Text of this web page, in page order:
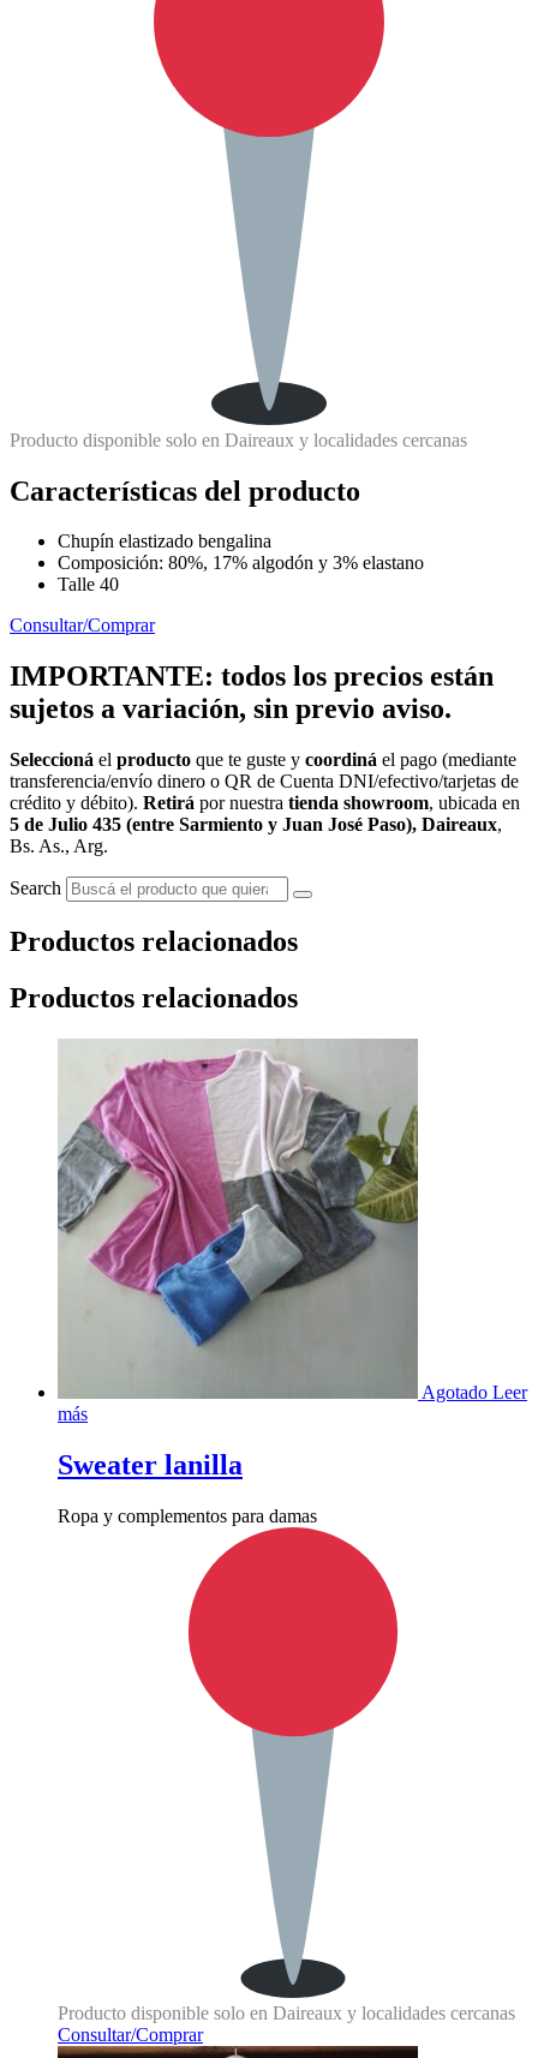
Producto disponible solo en Daireaux y localidades cercanas
Características del producto
Chupín elastizado bengalina
Composición: 80%, 17% algodón y 3% elastano
Talle 40
Consultar/Comprar
IMPORTANTE: todos los precios están
sujetos a variación, sin previo aviso.
Seleccioná el producto que te guste y coordiná el pago (mediante
transferencia/envío dinero o QR de Cuenta DNI/efectivo/tarjetas de
crédito y débito). Retirá por nuestra tienda showroom, ubicada en
5 de Julio 435 (entre Sarmiento y Juan José Paso), Daireaux,
Bs. As., Arg.
Search
Productos relacionados
Productos relacionados
Agotado Leer
más
Sweater lanilla
Ropa y complementos para damas
Producto disponible solo en Daireaux y localidades cercanas
Consultar/Comprar